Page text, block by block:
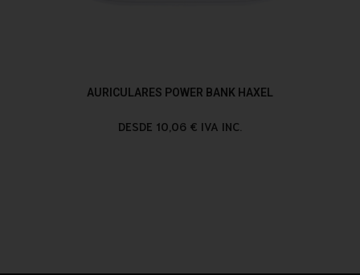
AURICULARES POWER BANK HAXEL
DESDE 10,06 € IVA INC.